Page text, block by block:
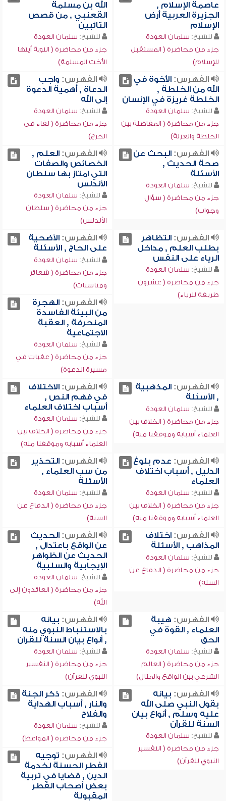
عاصمة الإسلام ,
الجزيرة العربية أرض
الإسلام
للشيخ: سلمان العودة
جزء من محاضرة ( المستقبل
للإسلام)
الله بن مسلمة
القعنبي , من قصص
التائبين
للشيخ: سلمان العودة
جزء من محاضرة ( التوبة أيتها
الأخت المسلمة)
الفهرس:الأخوة في
الله من الخلطة ,
الخلطة غريزة في الإنسان
للشيخ: سلمان العودة
جزء من محاضرة ( المفاضلة بين
الخلطة والعزلة)
الفهرس: واجب
الدعاة , أهمية الدعوة
إلى الله
للشيخ: سلمان العودة
جزء من محاضرة ( لقاء في
الخرج)
الفهرس:البحث عن
صحة الحديث ,
الأسئلة
للشيخ: سلمان العودة
جزء من محاضرة ( سؤال
وجواب)
الفهرس:العلم ,
الخصائص والصفات
التي امتاز بها سلطان
الأندلس
للشيخ: سلمان العودة
جزء من محاضرة ( سلطان
الأندلس)
الفهرس:التظاهر
بطلب العلم , مداخل
الرياء على النفس
للشيخ: سلمان العودة
جزء من محاضرة ( عشرون
طريقة للرياء)
الفهرس:الأضحية
على الحاج , الأسئلة
للشيخ: سلمان العودة
جزء من محاضرة ( شعائر
ومناسبات)
الفهرس:الهجرة
من البيئة الفاسدة
المنحرفة , العقبة
الاجتماعية
للشيخ: سلمان العودة
جزء من محاضرة ( عقبات في
مسيرة الدعوة)
الفهرس:المذهبية
, الأسئلة
للشيخ: سلمان العودة
جزء من محاضرة ( الخلاف بين
العلماء أسبابه وموقفنا منه)
الفهرس:الاختلاف
في فهم النص ,
أسباب اختلاف العلماء
للشيخ: سلمان العودة
جزء من محاضرة ( الخلاف بين
العلماء أسبابه وموقفنا منه)
الفهرس: عدم بلوغ
الدليل , أسباب اختلاف
العلماء
للشيخ: سلمان العودة
جزء من محاضرة ( الخلاف بين
العلماء أسبابه وموقفنا منه)
الفهرس:التحذير
من سب العلماء ,
الأسئلة
للشيخ: سلمان العودة
جزء من محاضرة ( الدفاع عن
السنة)
الفهرس:اختلاف
المذاهب , الأسئلة
للشيخ: سلمان العودة
جزء من محاضرة ( الدفاع عن
السنة)
الفهرس:الحديث
عن الواقع باعتدال ,
الحديث عن الظواهر
الإيجابية والسلبية
للشيخ: سلمان العودة
جزء من محاضرة ( العائدون إلى
الله)
الفهرس: هيبة
العلماء , القوة في
الحق
للشيخ: سلمان العودة
جزء من محاضرة ( العالم
الشرعي بين الواقع والمثال)
الفهرس: بيانه
بالاستنباط النبوي منه
, أنواع بيان السنة للقرآن
للشيخ: سلمان العودة
جزء من محاضرة ( التفسير
النبوي للقرآن)
الفهرس: بيانه
بقول النبي صلى الله
عليه وسلم , أنواع بيان
السنة للقرآن
للشيخ: سلمان العودة
جزء من محاضرة ( التفسير
النبوي للقرآن)
الفهرس: ذكر الجنة
والنار , أسباب الهداية
والفلاح
للشيخ: سلمان العودة
جزء من محاضرة ( المواعظ)
الفهرس: توجيه
الفطر الحسنة لخدمة
الدين , قضايا في تربية
بعض أصحاب الفطر
المقبولة